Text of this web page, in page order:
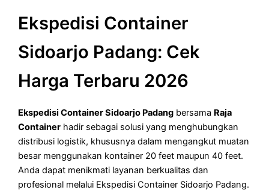
Ekspedisi Container
Sidoarjo Padang: Cek
Harga Terbaru 2026
Ekspedisi Container Sidoarjo Padang bersama Raja
Container hadir sebagai solusi yang menghubungkan
distribusi logistik, khususnya dalam mengangkut muatan
besar menggunakan kontainer 20 feet maupun 40 feet.
Anda dapat menikmati layanan berkualitas dan
profesional melalui Ekspedisi Container Sidoarjo Padang.